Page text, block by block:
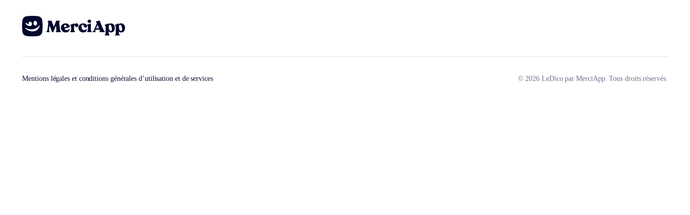
Mentions légales et conditions générales d’utilisation et de services © 2026 LeDico par MerciApp. Tous droits réservés.